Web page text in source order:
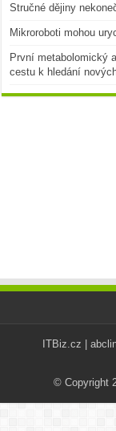
Stručné dějiny
Mikroroboti mohou
První metabolomický
cestu k hledání
ITBiz.cz |
© Copyright